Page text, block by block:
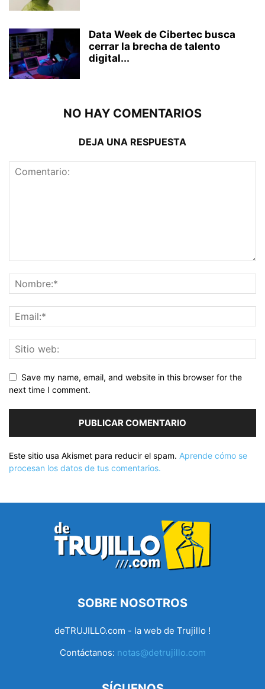
Data Week de Cibertec busca
cerrar la brecha de talento
digital...
NO HAY COMENTARIOS
DEJA UNA RESPUESTA
Save my name, email, and website in this browser for the
next time I comment.
Este sitio usa Akismet para reducir el spam. Aprende cómo se
procesan los datos de tus comentarios.
SOBRE NOSOTROS
deTRUJILLO.com - la web de Trujillo !
Contáctanos: notas@detrujillo.com